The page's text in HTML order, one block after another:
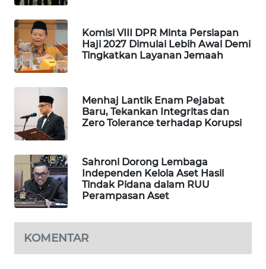
Komisi VIII DPR Minta Persiapan
Haji 2027 Dimulai Lebih Awal Demi
Tingkatkan Layanan Jemaah
Menhaj Lantik Enam Pejabat
Baru, Tekankan Integritas dan
Zero Tolerance terhadap Korupsi
Sahroni Dorong Lembaga
Independen Kelola Aset Hasil
Tindak Pidana dalam RUU
Perampasan Aset
KOMENTAR
WN
BORNEO
Wahana
Media
Group
WAHANA
NEWS
WAHANA
TANI
WAHANA
WAHANA
INFRASTRUKTUR